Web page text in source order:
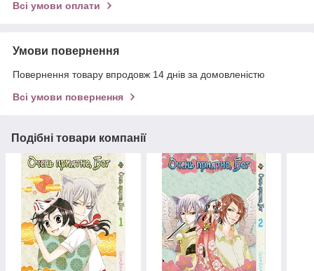
Всі умови оплати
Умови повернення
Повернення товару впродовж 14 днів за домовленістю
Всі умови повернення
Подібні товари компанії